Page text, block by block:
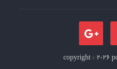
copyright © 2026